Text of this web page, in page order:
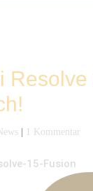
Resolve
| 1 Kommentar